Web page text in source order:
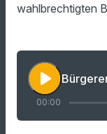
wahlbrechtigten
play_arrow
00:00